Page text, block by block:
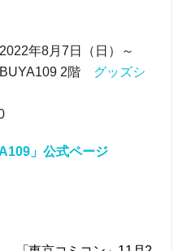
年8月7日（日）～
2階 グッズシ
」公式ページ